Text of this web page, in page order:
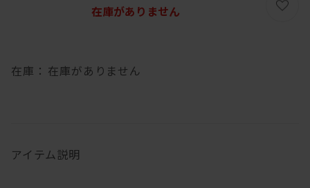
在庫： 在庫がありません
在庫がありません
アイテム説明